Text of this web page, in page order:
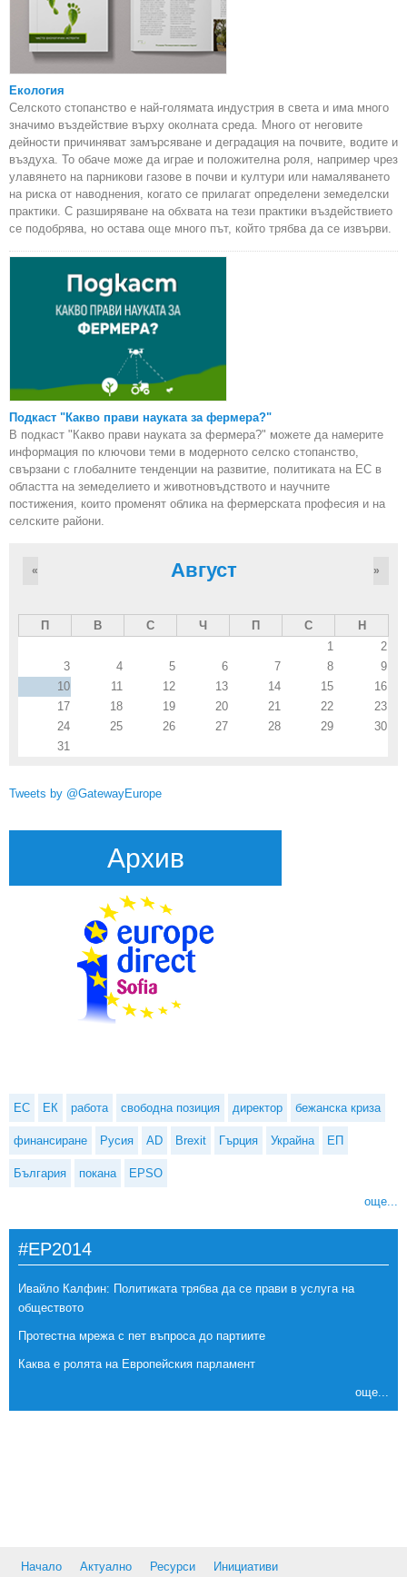
Екология
Селското стопанство е най-голямата индустрия в света и има много
значимо въздействие върху околната среда. Много от неговите
дейности причиняват замърсяване и деградация на почвите, водите и
въздуха. То обаче може да играе и положителна роля, например чрез
улавянето на парникови газове в почви и култури или намаляването
на риска от наводнения, когато се прилагат определени земеделски
практики. С разширяване на обхвата на тези практики въздействието
се подобрява, но остава още много път, който трябва да се извърви.
Подкаст "Какво прави науката за фермера?"
В подкаст "Какво прави науката за фермера?" можете да намерите
информация по ключови теми в модерното селско стопанство,
свързани с глобалните тенденции на развитие, политиката на ЕС в
областта на земеделието и животновъдството и научните
постижения, които променят облика на фермерската професия и на
селските райони.
Август
« »
П В С Ч П С
Н
1
2
3
4 5 6 7 8
9
10
11 12 13 14 15
16
17
18 19 20 21 22
23
24
25 26 27 28 29
30
31
Tweets by @GatewayEurope
Архив
ЕС ЕК работа свободна позиция директор бежанска криза
финансиране Русия AD Brexit Гърция Украйна ЕП
България покана EPSO
още...
#EP2014
Ивайло Калфин: Политиката трябва да се прави в услуга на
обществото
Протестна мрежа с пет въпроса до партиите
Каква е ролята на Европейския парламент
още...
Начало Актуално Ресурси Инициативи